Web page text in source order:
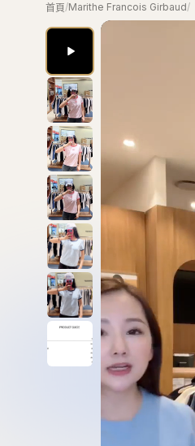
首頁/Marithe Francois Girbaud/